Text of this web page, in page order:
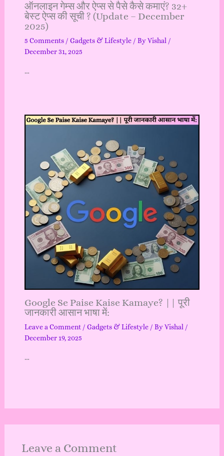
ऑनलाइन गेम्स और ऐप्स से पैसे कैसे कमाएं? 32+
बेस्ट ऐप्स की सूची ? (Update – December
2025)
5 Comments / Gadgets & Lifestyle/ ByVishal /
December 31, 2025
…
Google Se Paise Kaise Kamaye? || पूरी
जानकारी आसान भाषा में:
Leave a Comment / Gadgets & Lifestyle/ ByVishal /
December 19, 2025
…
Leave a Comment